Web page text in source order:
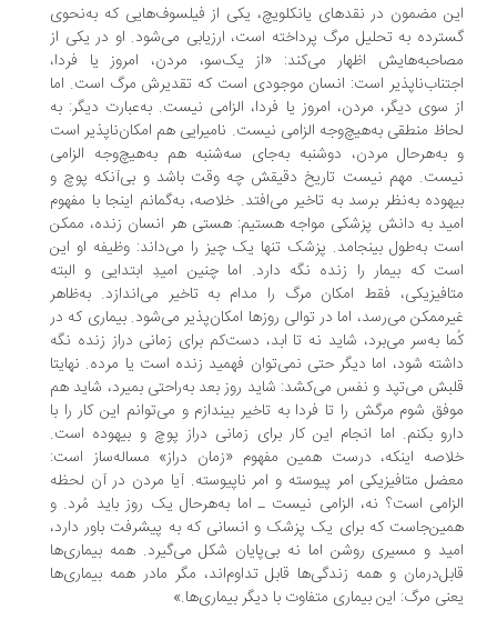
مضمون در نقدهای یانکلویچ، یکی از فیلسوف‌هایی که به‌نحوی
به تحلیل مرگ پرداخته‌ است، ارزیابی می‌شود. او در یکی از
اظهار می‌کند: «از یک‌سو، مردن، امروز یا فردا،
است: انسان موجودی است که تقدیرش مرگ است. اما
سوی دیگر، مردن، امروز یا فردا، الزامی نیست. به‌عبارت دیگر: به
منطقی به‌هیچ‌وجه الزامی نیست. نامیرایی هم امکان‌ناپذیر است
مردن، دوشنبه به‌جای سه‌شنبه هم به‌هیچ‌وجه الزامی
مهم نیست تاریخ دقیقش چه وقت باشد و بی‌آنکه پوچ و
به‌نظر برسد به تاخیر می‌افتد. خلاصه، به‌گمانم اینجا با مفهوم
به دانش پزشکی مواجه هستیم: هستی هر انسان زنده، ممکن
به‌طول بینجامد. پزشک تنها یک چیز را می‌داند: وظیفه او این
که بیمار را زنده نگه دارد. اما چنین امیدِ ابتدایی و البته
فقط امکان مرگ را مدام به تاخیر می‌اندازد. به‌ظاهر
می‌رسد، اما در توالی روزها امکان‌پذیر می‌شود. بیماری که در
به‌سر می‌برد، شاید نه تا ابد، دست‌کم برای زمانی دراز زنده نگه
‌شود، اما دیگر حتی نمی‌توان فهمید زنده است یا مرده. نهایتا
می‌تپد و نفس می‌کشد: شاید روز بعد به‌‌راحتی بمیرد، شاید هم
شوم مرگش را تا فردا به تاخیر بیندازم و می‌توانم این کار را با
بکنم. اما انجام این کار برای زمانی دراز پوچ و بیهوده است.
اینکه، درست همین مفهوم «زمان دراز» مساله‌ساز است:
متافیزیکی امر پیوسته و امر ناپیوسته. آیا مردن در آن لحظه
است؟ نه، الزامی نیست ـ اما به‌هرحال یک روز باید مُرد. و
که برای یک پزشک و انسانی که به پیشرفت باور دارد،
و مسیری روشن اما نه بی‌پایان شکل می‌گیرد. همه بیماری‌ها
و همه زندگی‌ها قابل‌ تداوم‌اند، مگر مادر همه بیماری‌ها
مرگ: این بیماری‌ متفاوت با دیگر بیماری‌ها.»